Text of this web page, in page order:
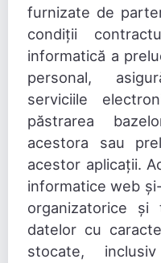
furnizate de
condiții
informatică a
personal,
serviciile
păstrarea
acestora sau
acestor aplicații.
informatice web
organizatorice
datelor cu
stocate,